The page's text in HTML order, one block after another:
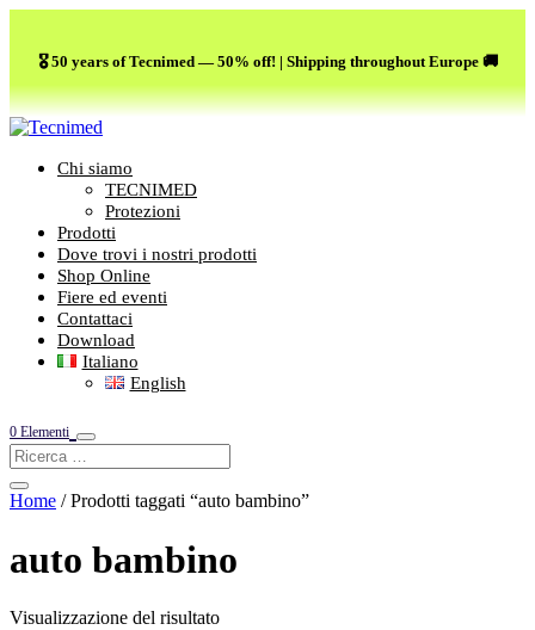
🎖️ 50 years of Tecnimed — 50% off! | Shipping throughout Europe 🚚
Chi siamo
TECNIMED
Protezioni
Prodotti
Dove trovi i nostri prodotti
Shop Online
Fiere ed eventi
Contattaci
Download
Italiano
English
0 Elementi
Home / Prodotti taggati “auto bambino”
auto bambino
Visualizzazione del risultato